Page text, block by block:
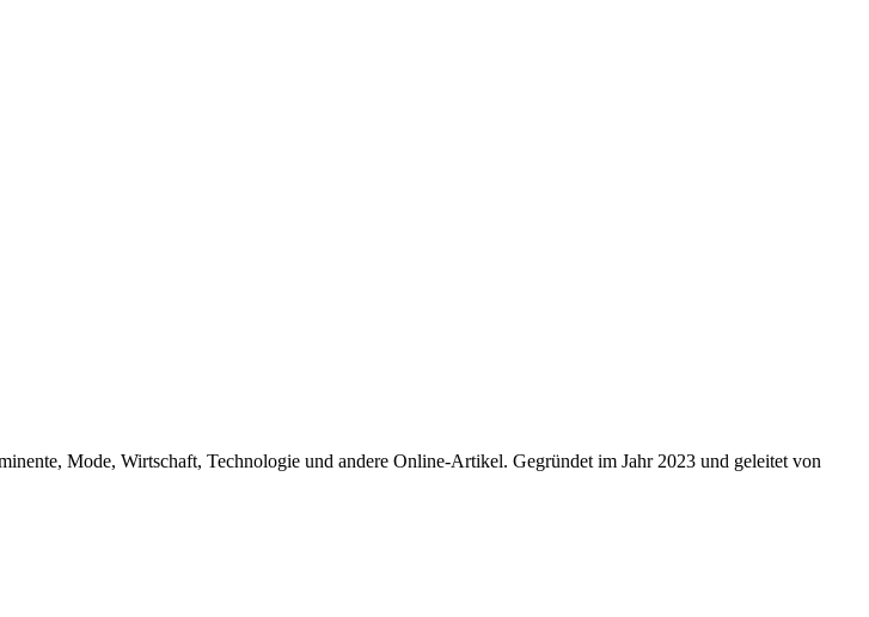
Mode, Wirtschaft, Technologie und andere Online-Artikel. Gegründet im Jahr 2023 und geleitet von